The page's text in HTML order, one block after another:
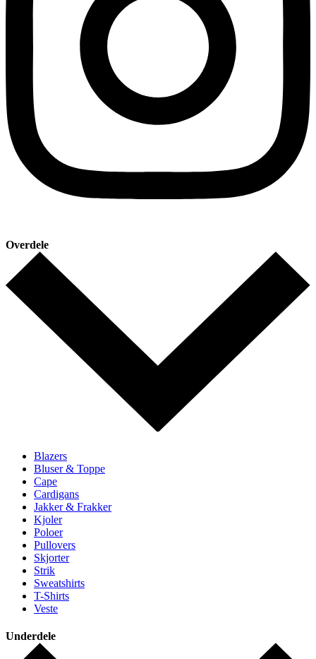
Overdele
Blazers
Bluser & Toppe
Cape
Cardigans
Jakker & Frakker
Kjoler
Poloer
Pullovers
Skjorter
Strik
Sweatshirts
T-Shirts
Veste
Underdele